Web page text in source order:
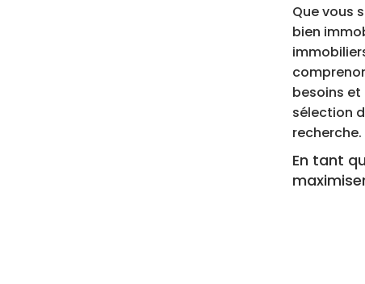
Que vous
bien
besoins
sélection
recherche.
En tant